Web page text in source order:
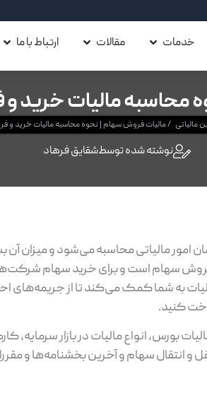
خدمات مقالات ارتباط با ما
محاسبه مالیات
مالیاتی /مالیات فروش سهام | نحوه محاسبه مالیات خرید و
نوشته شده توسطشقایق فرهاد
مقررات سازمان امور مالیاتی محاسبه می‌شود و
مالیات خرید و فروش سهام برابر با ۰.۵ درصد ارزش فروش سهام است و
به شما کمک می‌کند تا از جریمه‌های
کنید.
بورس، انواع مالیات در بازار سرمایه،
سهام و آخرین بخشنامه‌ها و